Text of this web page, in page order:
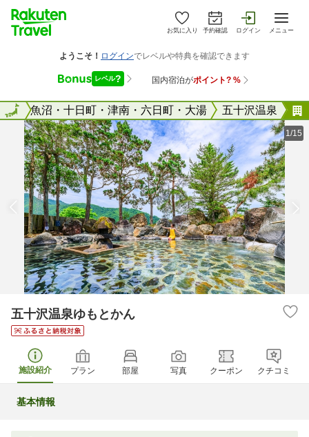
お気に入り 予約確認 ログイン メニュー
県 魚沼・十日町・津南・六日町・大湯 五十沢温泉
全国
1/15
五十沢温泉ゆもとかん
施設紹介 プラン 部屋 写真 クーポン クチコミ
基本情報